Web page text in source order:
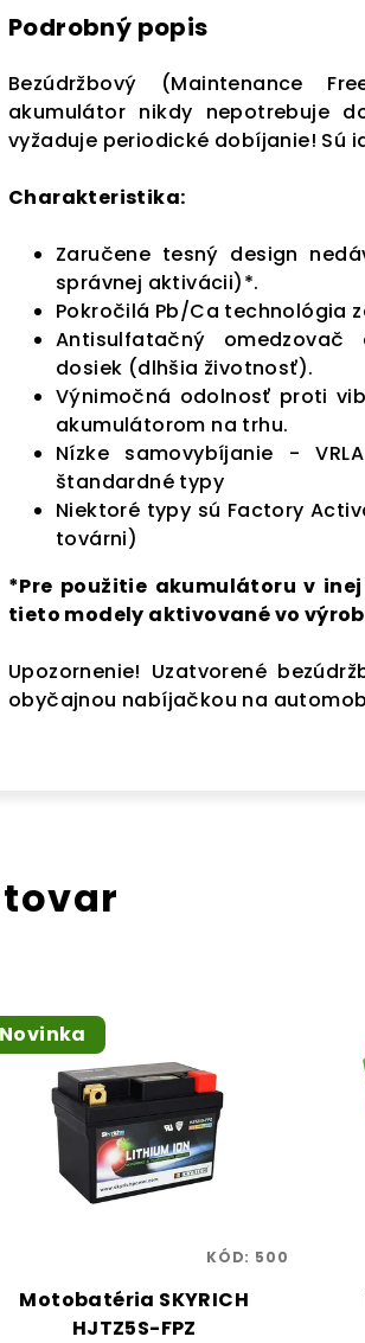
Podrobný popis
Bezúdržbový (Maintenance
akumulátor nikdy nepotrebuje
vyžaduje periodické dobíjanie! Sú
Charakteristika:
Zaručene tesný design
správnej aktivácii)*.
Pokročilá Pb/Ca technológia
Antisulfatačný
dosiek (dlhšia životnosť).
Výnimočná odolnosť proti
akumulátorom na trhu.
Nízke samovybíjanie -
štandardné typy
Niektoré typy sú Factory
továrni)
*Pre použitie akumulátoru v
tieto modely aktivované vo
Upozornenie! Uzatvorené
obyčajnou nabíjačkou na
Novinka
Motobatéria SKYRICH
HJTZ5S-FPZ
KÓD: 500